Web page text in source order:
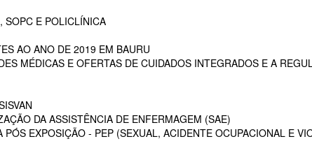
SOPC E POLICLÍNICA
AO ANO DE 2019 EM BAURU
MÉDICAS E OFERTAS DE CUIDADOS INTEGRADOS E A
DA ASSISTÊNCIA DE ENFERMAGEM (SAE)
EXPOSIÇÃO - PEP (SEXUAL, ACIDENTE OCUPACIONAL E